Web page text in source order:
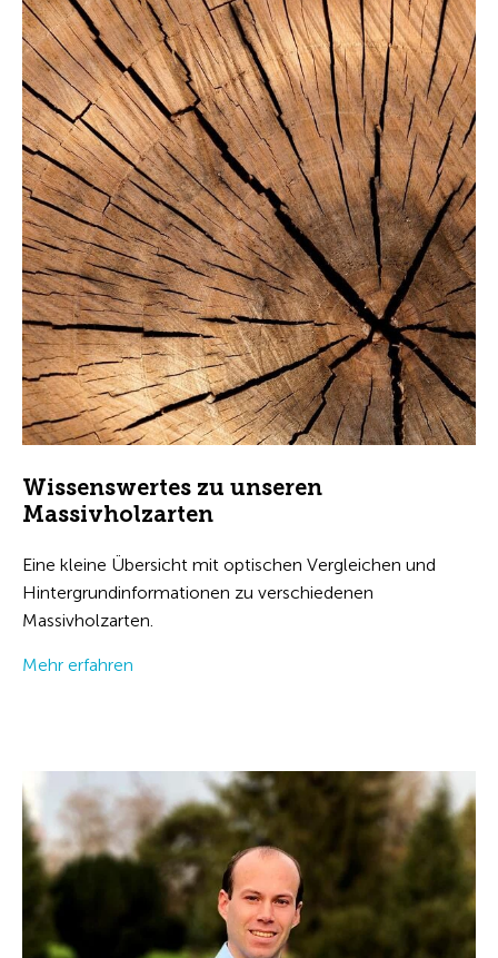
Wissenswertes zu unseren
Massivholzarten
Eine kleine Übersicht mit optischen Vergleichen und
Hintergrundinformationen zu verschiedenen
Massivholzarten.
Mehr erfahren